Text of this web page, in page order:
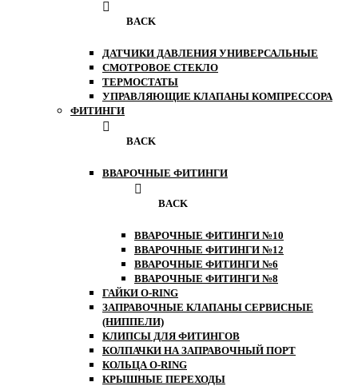
BACK
ДАТЧИКИ ДАВЛЕНИЯ УНИВЕРСАЛЬНЫЕ
СМОТРОВОЕ СТЕКЛО
ТЕРМОСТАТЫ
УПРАВЛЯЮЩИЕ КЛАПАНЫ КОМПРЕССОРА
ФИТИНГИ
BACK
ВВАРОЧНЫЕ ФИТИНГИ
BACK
ВВАРОЧНЫЕ ФИТИНГИ №10
ВВАРОЧНЫЕ ФИТИНГИ №12
ВВАРОЧНЫЕ ФИТИНГИ №6
ВВАРОЧНЫЕ ФИТИНГИ №8
ГАЙКИ O-RING
ЗАПРАВОЧНЫЕ КЛАПАНЫ СЕРВИСНЫЕ
(НИППЕЛИ)
КЛИПСЫ ДЛЯ ФИТИНГОВ
КОЛПАЧКИ НА ЗАПРАВОЧНЫЙ ПОРТ
КОЛЬЦА O-RING
КРЫШНЫЕ ПЕРЕХОДЫ